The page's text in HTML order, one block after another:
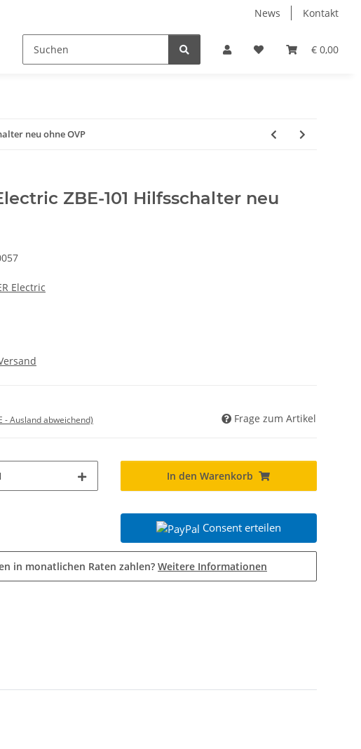
News Kontakt
€ 0,00
neu ohne OVP
ZBE-101 Hilfsschalter neu
Electric
- Ausland abweichend) Frage zum Artikel
In den Warenkorb
Consent erteilen
in monatlichen Raten zahlen? Weitere Informationen